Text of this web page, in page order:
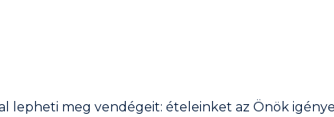
lepheti meg vendégeit: ételeinket az Önök